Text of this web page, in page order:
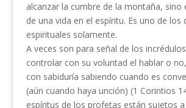
alcanzar la cumbre de la montaña, sino
de una vida en el espíritu. Es uno de los
espirituales solamente.
A veces son para señal de los
controlar con su voluntad el hablar o
con sabiduría sabiendo cuando es
(aún cuando haya unción) (1 Corintios
espíritus de los profetas están sujetos